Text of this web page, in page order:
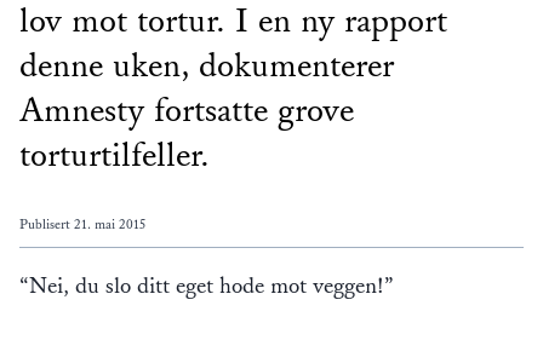
lov mot tortur. I en ny rapport
denne uken, dokumenterer
Amnesty fortsatte grove
torturtilfeller.
Publisert 21. mai 2015
“Nei, du slo ditt eget hode mot veggen!”